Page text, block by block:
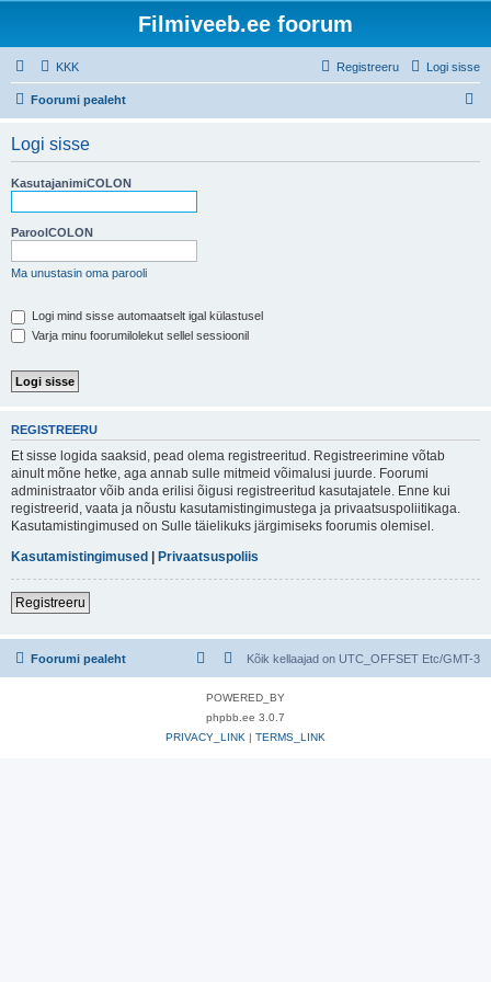
Filmiveeb.ee foorum
KKK Logi sisse
Registreeru
Foorumi pealeht
Logi sisse
KasutajanimiCOLON
ParoolCOLON
Ma unustasin oma parooli
Logi mind sisse automaatselt igal külastusel
Varja minu foorumilolekut sellel sessioonil
REGISTREERU
Et sisse logida saaksid, pead olema registreeritud. Registreerimine võtab
ainult mõne hetke, aga annab sulle mitmeid võimalusi juurde. Foorumi
administraator võib anda erilisi õigusi registreeritud kasutajatele. Enne kui
registreerid, vaata ja nõustu kasutamistingimustega ja privaatsuspoliitikaga.
Kasutamistingimused on Sulle täielikuks järgimiseks foorumis olemisel.
Kasutamistingimused | Privaatsuspoliis
Registreeru
Foorumi pealeht Kõik kellaajad on UTC_OFFSET Etc/GMT-3
POWERED_BY
phpbb.ee 3.0.7
PRIVACY_LINK | TERMS_LINK